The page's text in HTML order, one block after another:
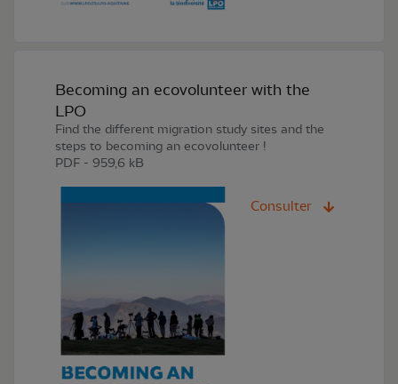
Becoming an ecovolunteer with the
LPO
Find the different migration study sites and the
steps to becoming an ecovolunteer !
PDF - 959,6 kB
Consulter